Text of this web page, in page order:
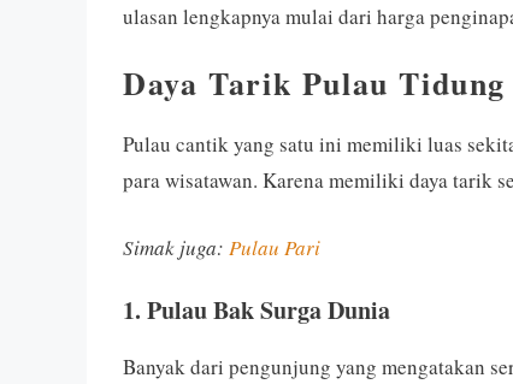
ulasan lengkapnya mulai dari harga
Daya Tarik Pulau Tidung
Pulau cantik yang satu ini memiliki luas
para wisatawan. Karena memiliki daya tarik
Simak juga: Pulau Pari
1. Pulau Bak Surga Dunia
Banyak dari pengunjung yang mengatakan